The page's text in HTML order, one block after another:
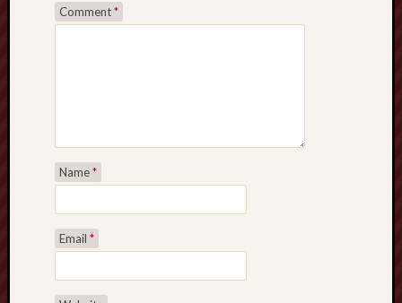
Comment*
Name*
Email *